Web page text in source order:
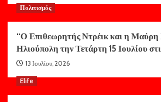
Πολιτισμός
“Ο Επιθεωρητής Ντρέικ και η
Ηλιούπολη την Τετάρτη 15 Ιουλίου
13 Ιουλίου, 2026
Elife